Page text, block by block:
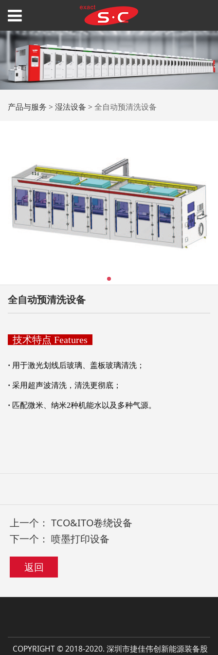
全自动预清洗设备
产品与服务 > 湿法设备 > 全自动预清洗设备
全自动预清洗设备
技术特点 Features
· 用于激光划线后玻璃、盖板玻璃清洗；
· 采用超声波清洗，清洗更彻底；
· 匹配微米、纳米2种机能水以及多种气源。
上一个： TCO&ITO卷绕设备
下一个： 喷墨打印设备
返回
COPYRIGHT © 2018-2020. 深圳市捷佳伟创新能源装备股